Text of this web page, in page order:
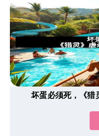
坏蛋必须死，《猎